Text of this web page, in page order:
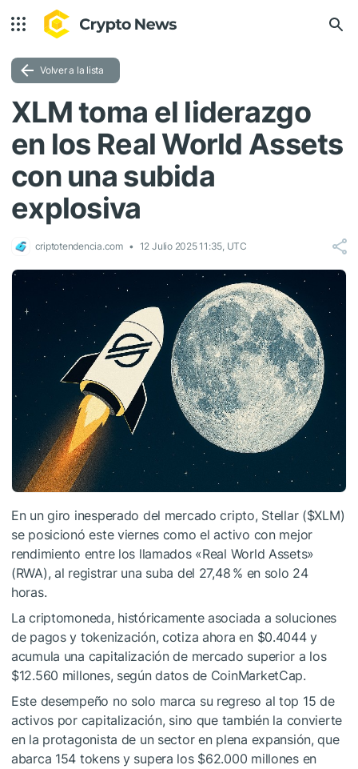
Volver a la lista
XLM toma el liderazgo
en los Real World Assets
con una subida
explosiva
criptotendencia.com 12 Julio 2025 11:35, UTC
En un giro inesperado del mercado cripto, Stellar ($XLM)
se posicionó este viernes como el activo con mejor
rendimiento entre los llamados «Real World Assets»
(RWA), al registrar una suba del 27,48 % en solo 24
horas.
La criptomoneda, históricamente asociada a soluciones
de pagos y tokenización, cotiza ahora en $0.4044 y
acumula una capitalización de mercado superior a los
$12.560 millones, según datos de CoinMarketCap.
Este desempeño no solo marca su regreso al top 15 de
activos por capitalización, sino que también la convierte
en la protagonista de un sector en plena expansión, que
abarca 154 tokens y supera los $62.000 millones en